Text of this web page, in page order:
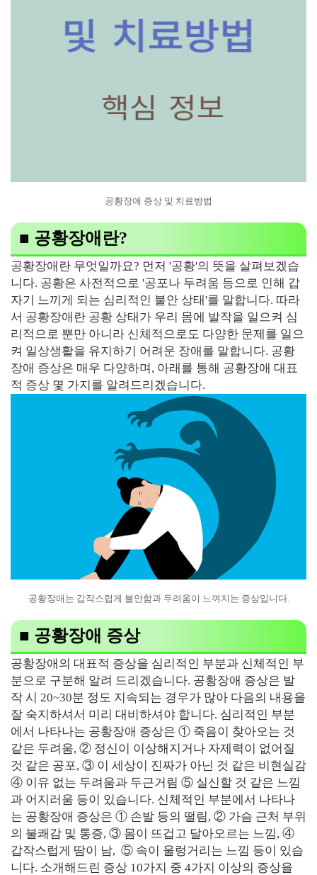
공황장애 증상 및 치료방법
■ 공황장애란?
공황장애란 무엇일까요? 먼저 '공황'의 뜻을 살펴보겠습
니다. 공황은 사전적으로 '공포나 두려움 등으로 인해 갑
자기 느끼게 되는 심리적인 불안 상태'를 말합니다. 따라
서 공황장애란 공황 상태가 우리 몸에 발작을 일으켜 심
리적으로 뿐만 아니라 신체적으로도 다양한 문제를 일으
켜 일상생활을 유지하기 어려운 장애를 말합니다. 공황
장애 증상은 매우 다양하며, 아래를 통해 공황장애 대표
적 증상 몇 가지를 알려드리겠습니다.
공황장애는 갑작스럽게 불안함과 두려움이 느껴지는 증상입니다.
■ 공황장애 증상
공황장애의 대표적 증상을 심리적인 부분과 신체적인 부
분으로 구분해 알려 드리겠습니다. 공황장애 증상은 발
작 시 20~30분 정도 지속되는 경우가 많아 다음의 내용을
잘 숙지하셔서 미리 대비하셔야 합니다. 심리적인 부분
에서 나타나는 공황장애 증상은 ① 죽음이 찾아오는 것
같은 두려움, ② 정신이 이상해지거나 자제력이 없어질
것 같은 공포, ③ 이 세상이 진짜가 아닌 것 같은 비현실감
④ 이유 없는 두려움과 두근거림 ⑤ 실신할 것 같은 느낌
과 어지러움 등이 있습니다. 신체적인 부분에서 나타나
는 공황장애 증상은 ① 손발 등의 떨림, ② 가슴 근처 부위
의 불쾌감 및 통증, ③ 몸이 뜨겁고 달아오르는 느낌, ④
갑작스럽게 땀이 남, ⑤ 속이 울렁거리는 느낌 등이 있습
니다. 소개해드린 증상 10가지 중 4가지 이상의 증상을